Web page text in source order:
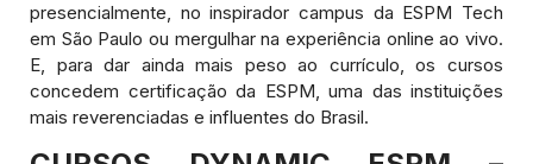
presencialmente, no inspirador campus da ESPM Tech
em São Paulo ou mergulhar na experiência online ao vivo.
E, para dar ainda mais peso ao currículo, os cursos
concedem certificação da ESPM, uma das instituições
mais reverenciadas e influentes do Brasil.